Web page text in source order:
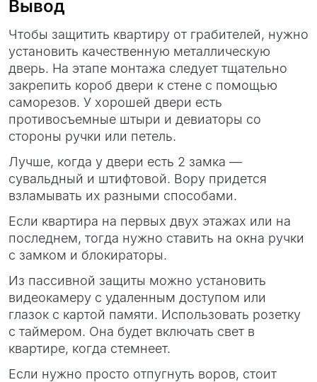
Вывод
Чтобы защитить квартиру от грабителей, нужно
установить качественную металлическую
дверь. На этапе монтажа следует тщательно
закрепить короб двери к стене с помощью
саморезов. У хорошей двери есть
противосъемные штыри и девиаторы со
стороны ручки или петель.
Лучше, когда у двери есть 2 замка —
сувальдный и штифтовой. Вору придется
взламывать их разными способами.
Если квартира на первых двух этажах или на
последнем, тогда нужно ставить на окна ручки
с замком и блокираторы.
Из пассивной защиты можно установить
видеокамеру с удаленным доступом или
глазок с картой памяти. Использовать розетку
с таймером. Она будет включать свет в
квартире, когда стемнеет.
Если нужно просто отпугнуть воров, стоит